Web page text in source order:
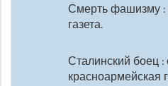
Смерть фашизму :
газета.
Сталинский боец
красноармейская